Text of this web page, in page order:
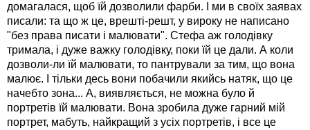
домагалася, щоб їй дозволили фарби. І ми в своїх заявах
писали: та що ж це, врешті-решт, у вироку не написано
"без права писати і малювати". Стефа аж голодівку
тримала, і дуже важку голодівку, поки їй це дали. А коли
дозволи-ли їй малювати, то пантрували за тим, що вона
малює. І тільки десь вони побачили якийсь натяк, що це
начебто зона... А, виявляється, не можна було й
портретів їй малювати. Вона зробила дуже гарний мій
портрет, мабуть, найкращий з усіх портретів, і все це